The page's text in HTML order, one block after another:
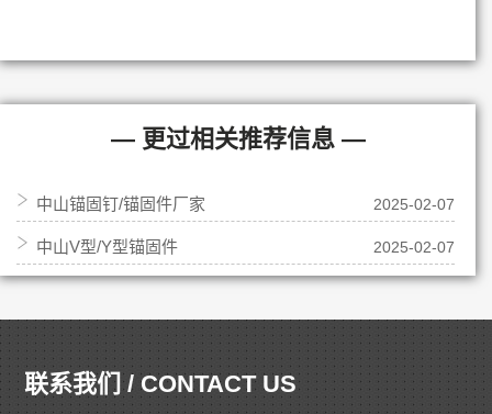
— 更过相关推荐信息 —
中山锚固钉/锚固件厂家 2025-02-07
中山V型/Y型锚固件 2025-02-07
联系我们 / CONTACT US